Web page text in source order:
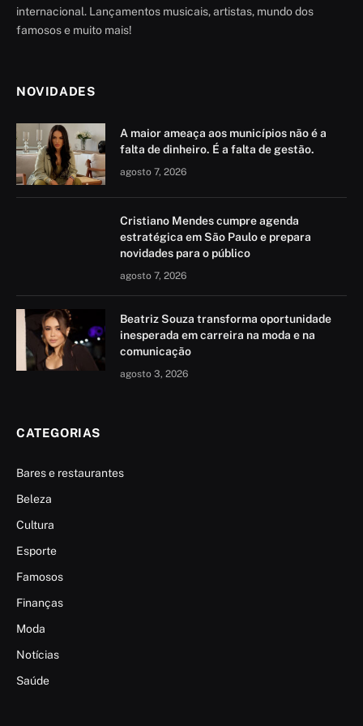
internacional. Lançamentos musicais, artistas, mundo dos
famosos e muito mais!
NOVIDADES
A maior ameaça aos municípios não é a
falta de dinheiro. É a falta de gestão.
agosto 7, 2026
Cristiano Mendes cumpre agenda
estratégica em São Paulo e prepara
novidades para o público
agosto 7, 2026
Beatriz Souza transforma oportunidade
inesperada em carreira na moda e na
comunicação
agosto 3, 2026
CATEGORIAS
Bares e restaurantes
Beleza
Cultura
Esporte
Famosos
Finanças
Moda
Notícias
Saúde